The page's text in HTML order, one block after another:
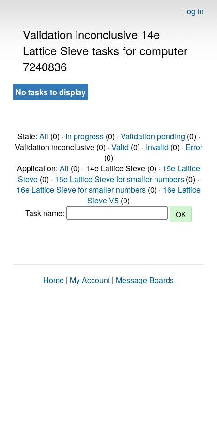
log in
Validation inconclusive 14e
Lattice Sieve tasks for computer
7240836
No tasks to display
State: All (0) · In progress(0) · Validation pending (0) ·
Validation inconclusive (0) · Valid (0) · Invalid (0) · Error
(0)
Application: All (0) · 14e Lattice Sieve (0) · 15e Lattice
Sieve (0) · 15e Lattice Sieve for smaller numbers (0) ·
16e Lattice Sieve for smaller numbers (0) · 16e Lattice
Sieve V5 (0)
Task name:
Home | My Account | Message Boards